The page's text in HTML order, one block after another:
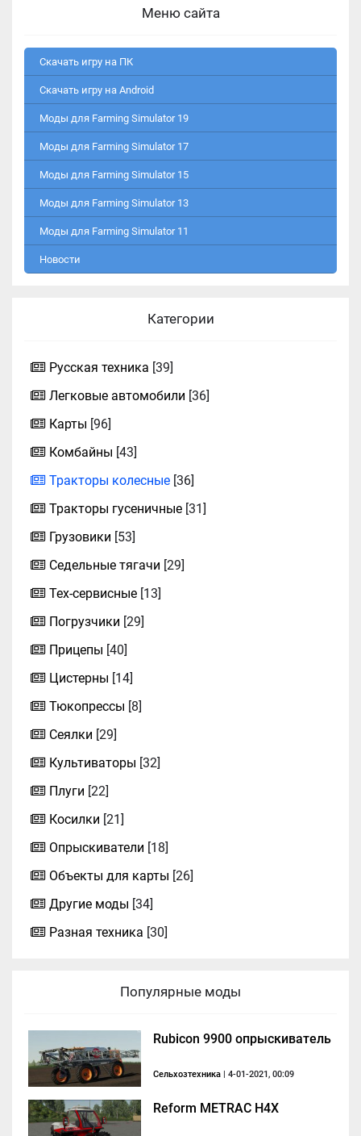
Меню сайта
Скачать игру на ПК
Скачать игру на Android
Моды для Farming Simulator 19
Моды для Farming Simulator 17
Моды для Farming Simulator 15
Моды для Farming Simulator 13
Моды для Farming Simulator 11
Новости
Категории
Русская техника [39]
Легковые автомобили [36]
Карты [96]
Комбайны [43]
Тракторы колесные [36]
Тракторы гусеничные [31]
Грузовики [53]
Седельные тягачи [29]
Тех-сервисные [13]
Погрузчики [29]
Прицепы [40]
Цистерны [14]
Тюкопрессы [8]
Сеялки [29]
Культиваторы [32]
Плуги [22]
Косилки [21]
Опрыскиватели [18]
Объекты для карты [26]
Другие моды [34]
Разная техника [30]
Популярные моды
Rubicon 9900 опрыскиватель
Сельхозтехника | 4-01-2021, 00:09
Reform METRAC H4X